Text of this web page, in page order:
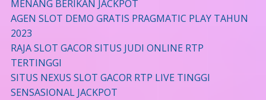
MENANG BERIKAN JACKPOT
AGEN SLOT DEMO GRATIS PRAGMATIC PLAY TAHUN
2023
RAJA SLOT GACOR SITUS JUDI ONLINE RTP
TERTINGGI
SITUS NEXUS SLOT GACOR RTP LIVE TINGGI
SENSASIONAL JACKPOT